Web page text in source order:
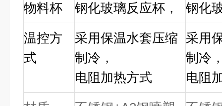
物料杯 钢化玻璃反应杯， 钢化
温控方
式
采用保温水套压缩
制冷，
电阻加热方式
采用
制冷
电阻